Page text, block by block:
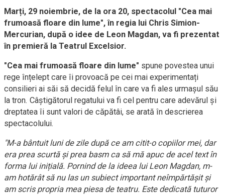
Marți, 29 noiembrie, de la ora 20, spectacolul "Cea mai
frumoasă floare din lume", în regia lui Chris Simion-
Mercurian, după o idee de Leon Magdan, va fi prezentat
în premieră la Teatrul Excelsior.
"Cea mai frumoasă floare din lume" spune povestea unui
rege înțelept care îi provoacă pe cei mai experimentați
consilieri ai săi să decidă felul în care va fi ales urmașul său
la tron. Câștigătorul regatului va fi cel pentru care adevărul și
dreptatea îi sunt valori de căpătâi, se arată în descrierea
spectacolului.
"M-a bântuit luni de zile după ce am citit-o copiilor mei, dar
era prea scurtă și prea basm ca să mă apuc de acel text în
forma lui inițială. Pornind de la ideea lui Leon Magdan, m-
am hotărât să nu las un subiect important neîmpărtășit și
am scris propria mea piesa de teatru. Este dedicată tuturor